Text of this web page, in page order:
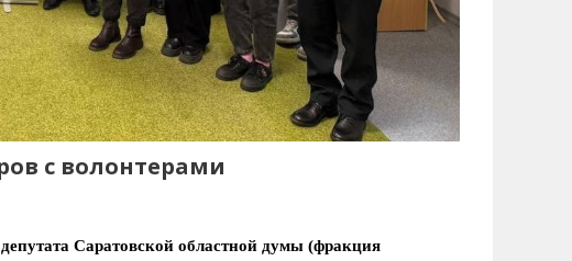
с волонтерами
Саратовской областной думы (фракция